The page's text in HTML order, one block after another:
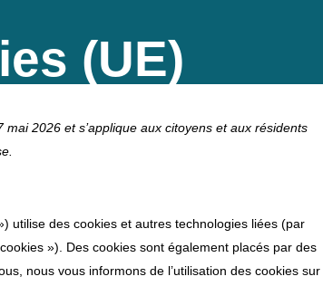
(UE)
2026 et s’applique aux citoyens et aux résidents
utilise des cookies et autres technologies liées (par
»). Des cookies sont également placés par des
nous vous informons de l’utilisation des cookies sur